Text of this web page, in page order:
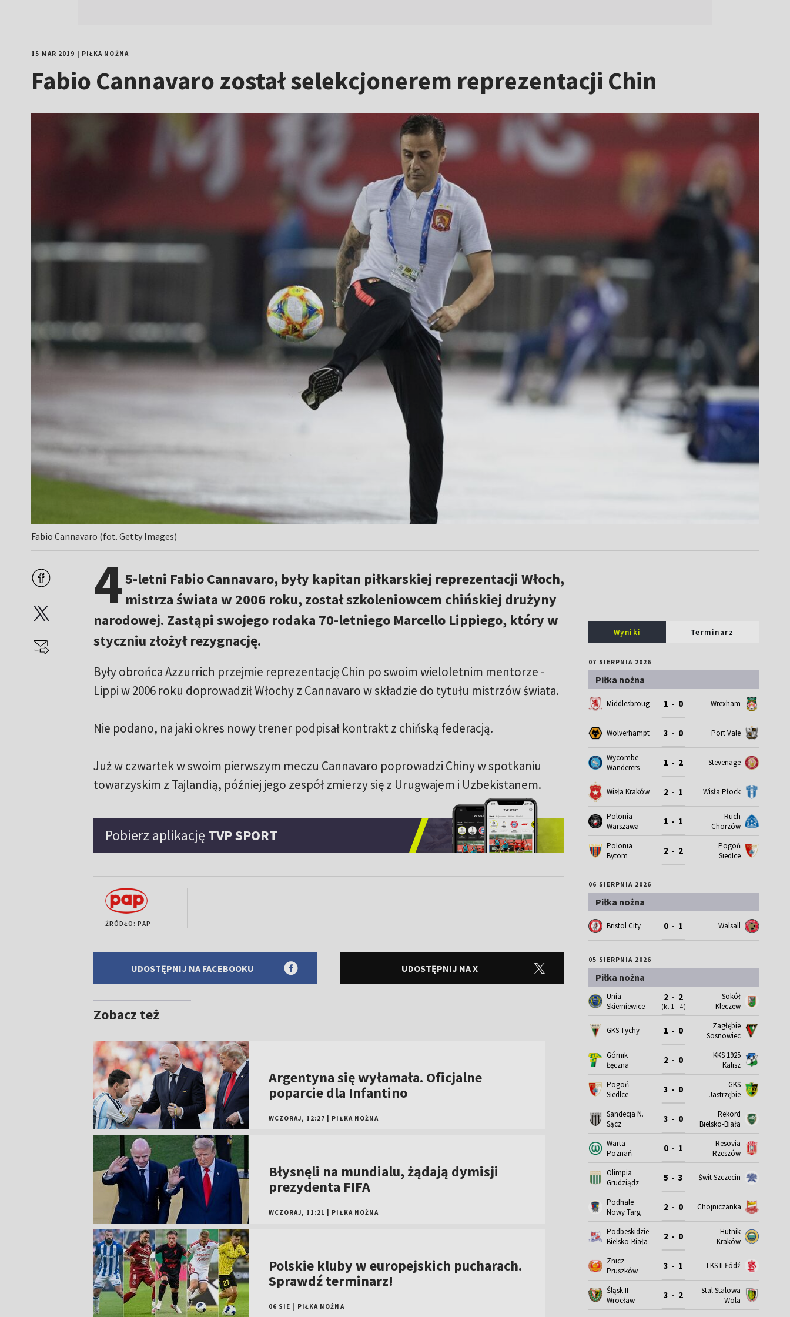
15 MAR 2019 PIŁKA NOŻNA
Fabio Cannavaro został selekcjonerem reprezentacji Chin
Fabio Cannavaro (fot. Getty Images)
45-letni Fabio Cannavaro, były kapitan piłkarskiej reprezentacji Włoch,
mistrza świata w 2006 roku, został szkoleniowcem chińskiej drużyny
narodowej. Zastąpi swojego rodaka 70-letniego Marcello Lippiego, który w
styczniu złożył rezygnację.
Były obrońca Azzurrich przejmie reprezentację Chin po swoim wieloletnim mentorze -
Lippi w 2006 roku doprowadził Włochy z Cannavaro w składzie do tytułu mistrzów świata.
Nie podano, na jaki okres nowy trener podpisał kontrakt z chińską federacją.
Już w czwartek w swoim pierwszym meczu Cannavaro poprowadzi Chiny w spotkaniu
towarzyskim z Tajlandią, później jego zespół zmierzy się z Urugwajem i Uzbekistanem.
Pobierz aplikację TVP SPORT
ŹRÓDŁO: PAP
UDOSTĘPNIJ NA FACEBOOKU UDOSTĘPNIJ NA X
Zobacz też
Argentyna się wyłamała. Oficjalne
poparcie dla Infantino
WCZORAJ, 12:27 PIŁKA NOŻNA
Błysnęli na mundialu, żądają dymisji
prezydenta FIFA
WCZORAJ, 11:21 PIŁKA NOŻNA
Polskie kluby w europejskich pucharach.
Sprawdź terminarz!
06 SIE PIŁKA NOŻNA
Wyniki Terminarz
07 SIERPNIA 2026
Piłka nożna
Middlesbrough 1 - 0 Wrexham
Wolverhampton 3 - 0 Port Vale
Wycombe
Wanderers
1 - 2 Stevenage
Wisła Kraków 2 - 1 Wisła Płock
Polonia
Warszawa
1 - 1
Ruch
Chorzów
Polonia
Bytom
2 - 2
Pogoń
Siedlce
06 SIERPNIA 2026
Piłka nożna
Bristol City 0 - 1 Walsall
05 SIERPNIA 2026
Piłka nożna
Unia
Skierniewice
2 - 2
(k. 1 - 4)
Sokół
Kleczew
GKS Tychy 1 - 0
Zagłębie
Sosnowiec
Górnik
Łęczna
2 - 0
KKS 1925
Kalisz
Pogoń
Siedlce
3 - 0
GKS
Jastrzębie
Sandecja N.
Sącz
3 - 0
Rekord
Bielsko-Biała
Warta
Poznań
0 - 1
Resovia
Rzeszów
Olimpia
Grudziądz
5 - 3 Świt Szczecin
Podhale
Nowy Targ
2 - 0 Chojniczanka
Podbeskidzie
Bielsko-Biała
2 - 0
Hutnik
Kraków
Znicz
Pruszków
3 - 1 LKS II Łódź
Śląsk II
Wrocław
3 - 2
Stal Stalowa
Wola